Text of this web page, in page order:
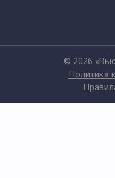
© 2026
Политика